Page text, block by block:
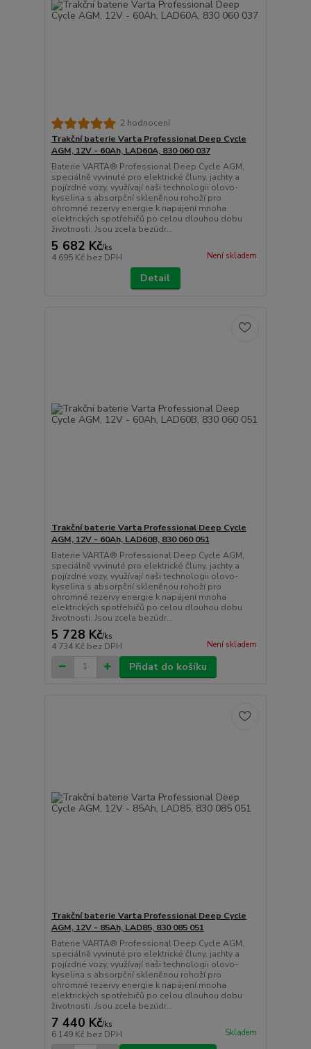
2 hodnocení
Trakční baterie Varta Professional Deep Cycle
AGM, 12V - 60Ah, LAD60A, 830 060 037
Baterie VARTA® Professional Deep Cycle AGM,
speciálně vyvinuté pro elektrické čluny, jachty a
pojízdné vozy, využívají naši technologii olovo-
kyselina s absorpční skleněnou rohoží pro
ohromné rezervy energie k napájení mnoha
elektrických spotřebičů po celou dlouhou dobu
životnosti. Jsou zcela bezúdr...
5 682 Kč/ks
4 695 Kč bez DPH Není skladem
Detail
Trakční baterie Varta Professional Deep Cycle
AGM, 12V - 60Ah, LAD60B, 830 060 051
Baterie VARTA® Professional Deep Cycle AGM,
speciálně vyvinuté pro elektrické čluny, jachty a
pojízdné vozy, využívají naši technologii olovo-
kyselina s absorpční skleněnou rohoží pro
ohromné rezervy energie k napájení mnoha
elektrických spotřebičů po celou dlouhou dobu
životnosti. Jsou zcela bezúdr...
5 728 Kč/ks
4 734 Kč bez DPH Není skladem
Přidat do košíku
Trakční baterie Varta Professional Deep Cycle
AGM, 12V - 85Ah, LAD85, 830 085 051
Baterie VARTA® Professional Deep Cycle AGM,
speciálně vyvinuté pro elektrické čluny, jachty a
pojízdné vozy, využívají naši technologii olovo-
kyselina s absorpční skleněnou rohoží pro
ohromné rezervy energie k napájení mnoha
elektrických spotřebičů po celou dlouhou dobu
životnosti. Jsou zcela bezúdr...
7 440 Kč/ks
6 149 Kč bez DPH Skladem